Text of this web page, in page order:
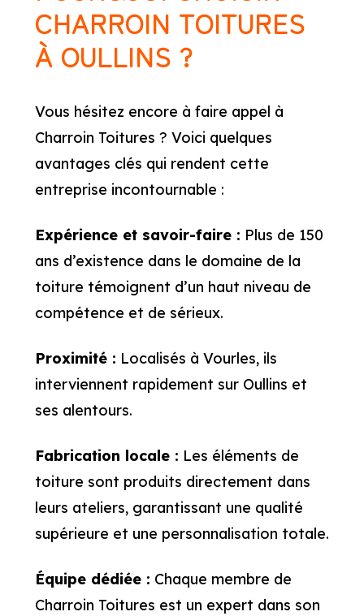
CHARROIN TOITURES
À OULLINS ?
Vous hésitez encore à faire appel à
Charroin Toitures ? Voici quelques
avantages clés qui rendent cette
entreprise incontournable :
Expérience et savoir-faire : Plus de 150
ans d’existence dans le domaine de la
toiture témoignent d’un haut niveau de
compétence et de sérieux.
Proximité : Localisés à Vourles, ils
interviennent rapidement sur Oullins et
ses alentours.
Fabrication locale : Les éléments de
toiture sont produits directement dans
leurs ateliers, garantissant une qualité
supérieure et une personnalisation totale.
Équipe dédiée : Chaque membre de
Charroin Toitures est un expert dans son